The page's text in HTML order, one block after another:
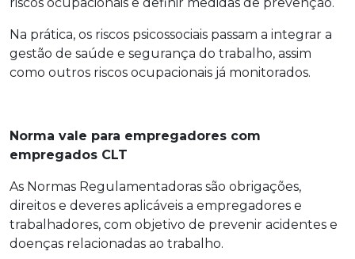
riscos ocupacionais e definir medidas de prevenção.
Na prática, os riscos psicossociais passam a integrar a
gestão de saúde e segurança do trabalho, assim
como outros riscos ocupacionais já monitorados.
Norma vale para empregadores com
empregados CLT
As Normas Regulamentadoras são obrigações,
direitos e deveres aplicáveis a empregadores e
trabalhadores, com objetivo de prevenir acidentes e
doenças relacionadas ao trabalho.